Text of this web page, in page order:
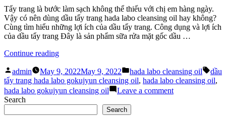
Tẩy trang là bước làm sạch không thể thiếu với chị em hàng ngày.
Vậy có nên dùng dầu tẩy trang hada labo cleansing oil hay không?
Cùng tìm hiểu những lợi ích của dầu tẩy trang. Công dụng và lợi ích
của dầu tẩy trang Đây là sản phẩm sữa rửa mặt gốc dầu …
Continue reading“Dùng
tẩy
trang
hada
cleansing
oil
Posted
by
admin May 9, 2022May 9, 2022
Posted
in
hada labo cleansing oil
dầu
tẩy trang hada labo gokujyun cleansing oil, hada labo cleansing oil,
hada labo gokujyun cleansing oil
Leave a commenton
Search
Search